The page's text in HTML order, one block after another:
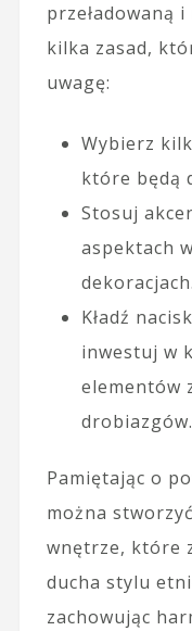
przeładowaną
kilka zasad,
uwagę:
Wybierz
które będą
Stosuj
aspektach
dekoracjach.
Kładź
inwestuj w
elementów
drobiazgów.
Pamiętając o
można
wnętrze, które
ducha stylu
zachowując